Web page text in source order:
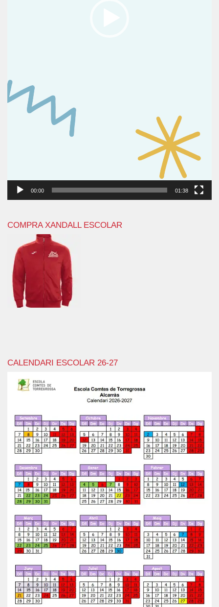
00:00 01:38
COMPRA XANDALL ESCOLAR
CALENDARI ESCOLAR 26-27